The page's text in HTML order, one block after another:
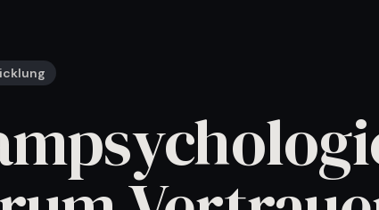
organisieren
strukturieren.
Inhalte ansehen →
Teamorganisation
im Griff.
Inhalte ansehen →